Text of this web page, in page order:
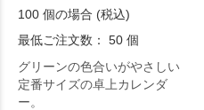
100 個の場合 (税込)
最低ご注文数： 50 個
グリーンの色合いがやさしい
定番サイズの卓上カレンダ
ー。